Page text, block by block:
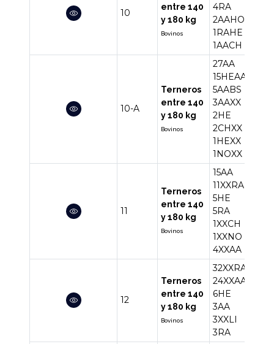
10
entre 140
y 180 kg
Bovinos
4RA
2AAHO
1RAHE
1AACH
10-A
Terneros
entre 140
y 180 kg
Bovinos
27AA
15HEAA
5AABS
3AAXX
2HE
2CHXX
1HEXX
1NOXX
11
Terneros
entre 140
y 180 kg
Bovinos
15AA
11XXRA
5HE
5RA
1XXCH
1XXNO
4XXAA
12
Terneros
entre 140
y 180 kg
Bovinos
32XXRA
24XXAA
6HE
3AA
3XXLI
3RA